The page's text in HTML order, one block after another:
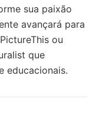
sua paixão
avançará para
ou
que
educacionais.